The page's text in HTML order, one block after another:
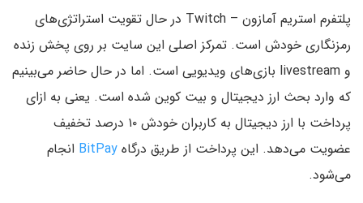
پلتفرم استریم آمازون – Twitch در حال تقویت استراتژی‌های
رمزنگاری خودش است. تمرکز اصلی این سایت بر روی پخش زنده
و livestream بازی‌های ویدیویی است. اما در حال حاضر می‌بینیم
که وارد بحث ارز دیجیتال و بیت کوین شده است. یعنی به ازای
پرداخت با ارز دیجیتال به کاربران خودش ۱۰ درصد تخفیف
عضویت می‌دهد. این پرداخت از طریق درگاه BitPay انجام
می‌شود.